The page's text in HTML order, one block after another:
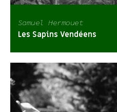
Samuel Hermouet
Les Sapins Vendéens